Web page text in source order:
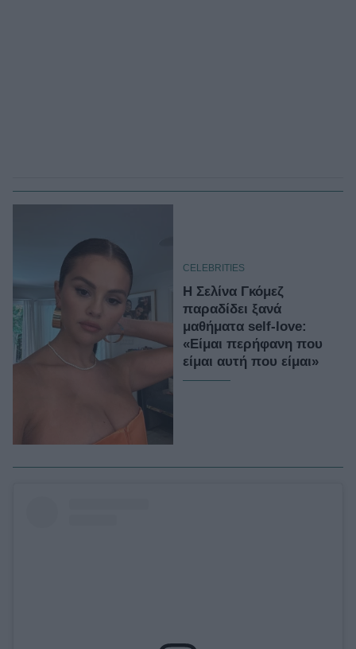
CELEBRITIES
Η Σελίνα Γκόμεζ
παραδίδει ξανά
μαθήματα self-love:
«Είμαι περήφανη που
είμαι αυτή που είμαι»